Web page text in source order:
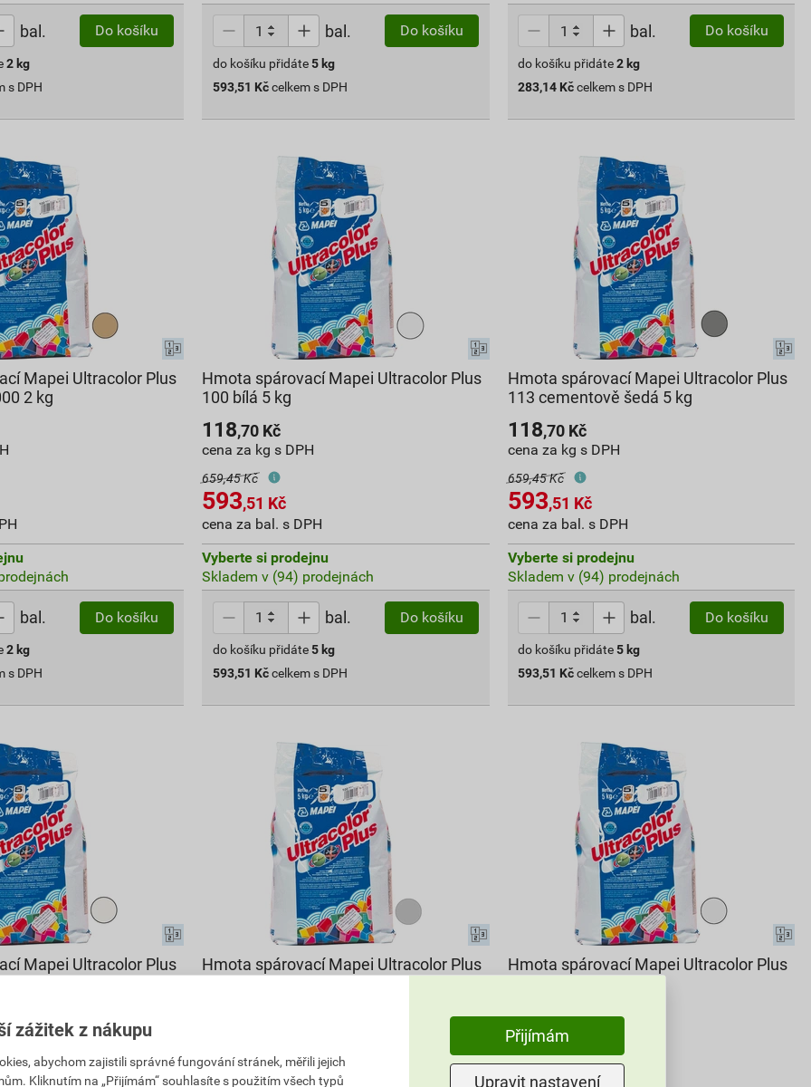
bal. Do košíku
2 kg
s DPH
bal. Do košíku
do košíku přidáte5 kg
593,51 Kčcelkem s DPH
bal. Do košíku
do košíku přidáte 2 kg
283,14 Kč celkem s DPH
Mapei Ultracolor Plus
2 kg
bal. Do košíku
2 kg
s DPH
Hmota spárovací Mapei Ultracolor Plus
100 bílá 5 kg
118,70 Kč
cena za kg s DPH
659,45 Kč
593,51 Kč
cena za bal. s DPH
Vyberte si prodejnu
Skladem v (94) prodejnách
bal. Do košíku
do košíku přidáte5 kg
593,51 Kčcelkem s DPH
Hmota spárovací Mapei Ultracolor Plus
113 cementově šedá 5 kg
118,70Kč
cena za kg s DPH
659,45 Kč
593,51 Kč
cena za bal. s DPH
Vyberte si prodejnu
Skladem v (94) prodejnách
bal. Do košíku
do košíku přidáte 5 kg
593,51 Kč celkem s DPH
Mapei Ultracolor Plus
Hmota spárovací Mapei Ultracolor Plus
314,60 Kč
Hmota spárovací Mapei Ultracolor Plus
141,57Kč
cena za kg s DPH
314,60 Kč
zážitek z nákupu
abychom zajistili správné fungování stránek, měřili jejich
Kliknutím na „Přijímám“ souhlasíte s použitím všech typů
Přijímám
Upravit nastavení